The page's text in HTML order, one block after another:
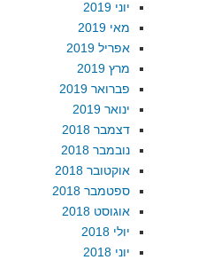
יוני 2019
מאי 2019
אפריל 2019
מרץ 2019
פברואר 2019
ינואר 2019
דצמבר 2018
נובמבר 2018
אוקטובר 2018
ספטמבר 2018
אוגוסט 2018
יולי 2018
יוני 2018